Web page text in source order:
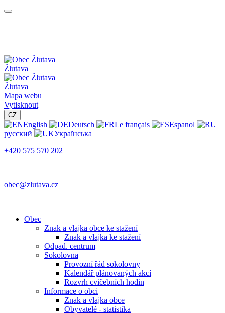
Žlutava
Žlutava
Mapa webu
Vytisknout
CZ
English Deutsch Le français
Espanol
русский
Українська
+420 575 570 202
obec@zlutava.cz
Obec
Znak a vlajka obce ke stažení
Znak a vlajka ke stažení
Odpad. centrum
Sokolovna
Provozní řád sokolovny
Kalendář plánovaných akcí
Rozvrh cvičebních hodin
Informace o obci
Znak a vlajka obce
Obyvatelé - statistika